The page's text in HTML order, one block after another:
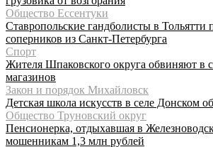
Общество Ессентуки
Ставропольские гандболисты в Тольятти
соперников из Санкт-Петербурга
Спорт
Жителя Шпаковского округа обвиняют в
магазинов
Закон и порядок Михайловск
Детская школа искусств в селе Донском
Общество Труновский округ
Пенсионерка, отдыхавшая в
мошенникам 1,3 млн рублей